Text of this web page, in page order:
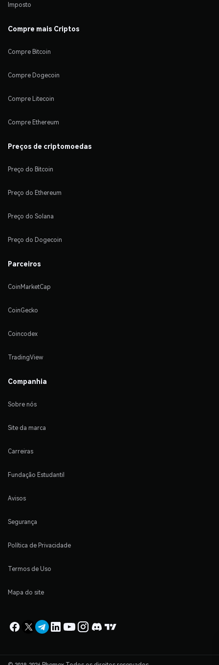
Imposto
Compre mais Criptos
Compre Bitcoin
Compre Dogecoin
Compre Litecoin
Compre Ethereum
Preços de criptomoedas
Preço do Bitcoin
Preço do Ethereum
Preço do Solana
Preço do Dogecoin
Parceiros
CoinMarketCap
CoinGecko
Coincodex
TradingView
Companhia
Sobre nós
Site da marca
Carreiras
Fundação Estudantil
Avisos
Segurança
Política de Privacidade
Termos de Uso
Mapa do site